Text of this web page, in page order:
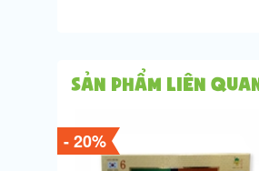
Sản phẩm liên quan
- 20%